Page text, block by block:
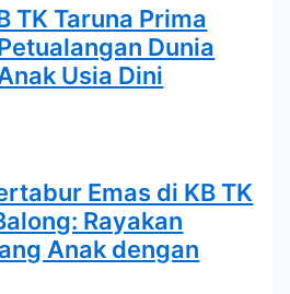
TK Taruna Prima
Dunia
Usia Dini
Emas di KB TK
Rayakan
Anak dengan